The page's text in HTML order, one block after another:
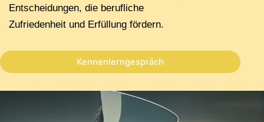
Entscheidungen, die berufliche
Zufriedenheit und Erfüllung fördern.
Kennenlerngespräch